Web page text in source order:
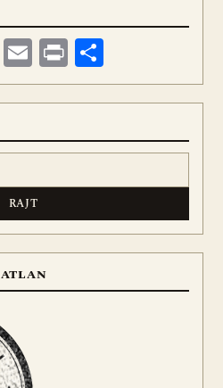
Reddit
Email
Print
meg